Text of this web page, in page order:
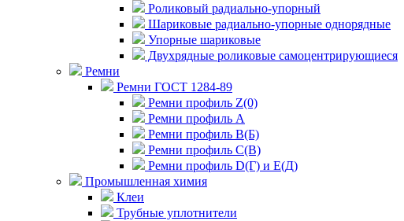
Роликовый радиально-упорный
Шариковые радиально-упорные однорядные
Упорные шариковые
Двухрядные роликовые самоцентрирующиеся
Ремни
Ремни ГОСТ 1284-89
Ремни профиль Z(0)
Ремни профиль А
Ремни профиль В(Б)
Ремни профиль С(В)
Ремни профиль D(Г) и E(Д)
Промышленная химия
Клеи
Трубные уплотнители